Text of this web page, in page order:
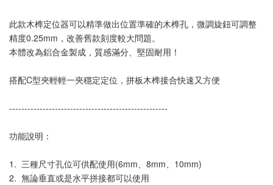
此款木榫定位器可以精準做出位置準確的木榫孔，微調旋鈕可調整
精度0.25mm，改善舊款刻度較大問題。
本體改為鋁合金製成，質感滿分、堅固耐用！
搭配C型夾輕輕一夾穩定定位，拼板木榫接合快速又方便
----------------------------------------------------
功能說明：
1.  三種尺寸孔位可供配使用(6mm、8mm、10mm)
2.  無論垂直或是水平拼接都可以使用